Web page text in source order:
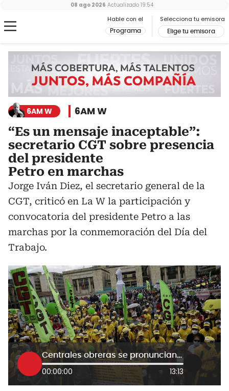
Hable con el
Programa
Selecciona tu emisora
Elige tu emisora
08 ago 2026 Actualizado 19:54
6AM W 6AM W
“Es un mensaje inaceptable”:
secretario CGT sobre presencia
del presidente
Petro en marchas
Jorge Iván Diez, el secretario general de la
CGT, criticó en La W la participación y
convocatoria del presidente Petro a las
marchas por la conmemoración del Día del
Trabajo.
Centrales obreras se pronuncian sobre marchas del 1 de mayo: ¿a favor o en contra?
00:00:00 13:13